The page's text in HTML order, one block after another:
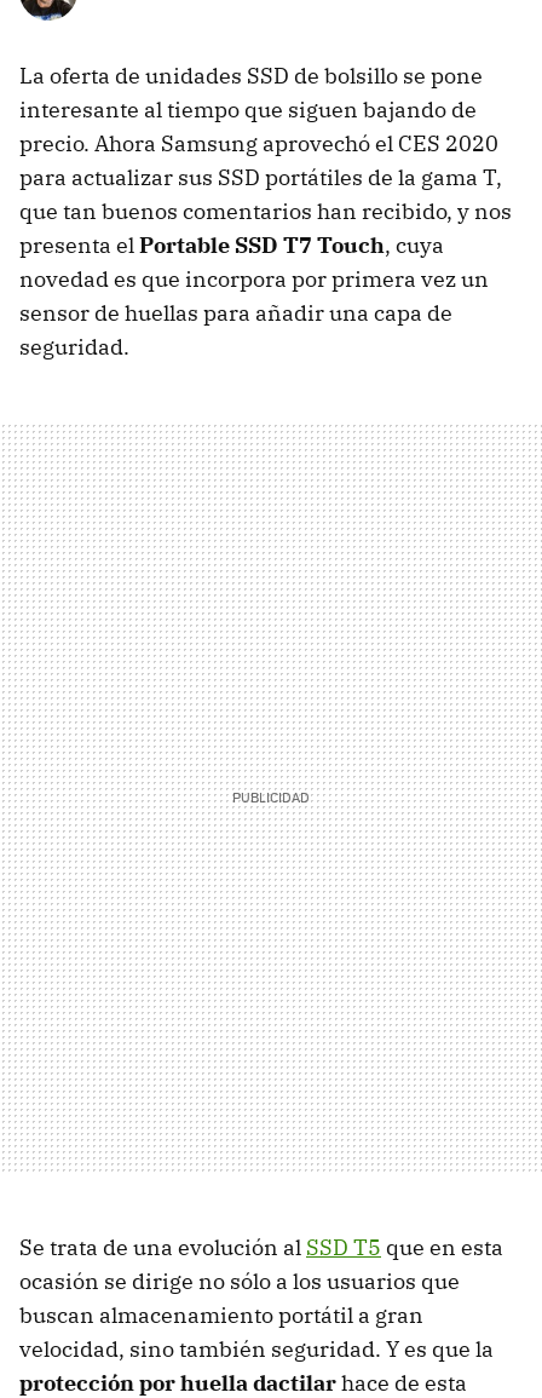
La oferta de unidades SSD de bolsillo se pone
interesante al tiempo que siguen bajando de
precio. Ahora Samsung aprovechó el CES 2020
para actualizar sus SSD portátiles de la gama T,
que tan buenos comentarios han recibido, y nos
presenta elPortable SSD T7 Touch, cuya
novedad es que incorpora por primera vez un
sensor de huellas para añadir una capa de
seguridad.
Se trata de una evolución al SSD T5 que en esta
ocasión se dirige no sólo a los usuarios que
buscan almacenamiento portátil a gran
velocidad, sino también seguridad. Y es que la
protección por huella dactilarhace de esta